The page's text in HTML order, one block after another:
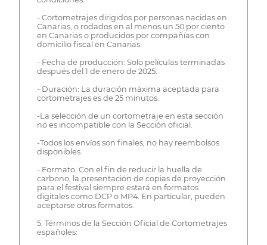
- Cortometrajes dirigidos por personas nacidas en
Canarias, o rodados en al menos un 50 por ciento
en Canarias o producidos por compañías con
domicilio fiscal en Canarias.
- Fecha de producción: Solo películas terminadas
después del 1 de enero de 2025.
- Duración: La duración máxima aceptada para
cortometrajes es de 25 minutos.
-La selección de un cortometraje en esta sección
no es incompatible con la Sección oficial.
-Todos los envíos son finales, no hay reembolsos
disponibles.
- Formato: Con el fin de reducir la huella de
carbono, la presentación de copias de proyección
para el festival siempre estará en formatos
digitales como DCP o MP4. En particular, pueden
aceptarse otros formatos.
5. Términos de la Sección Oficial de Cortometrajes
españoles: